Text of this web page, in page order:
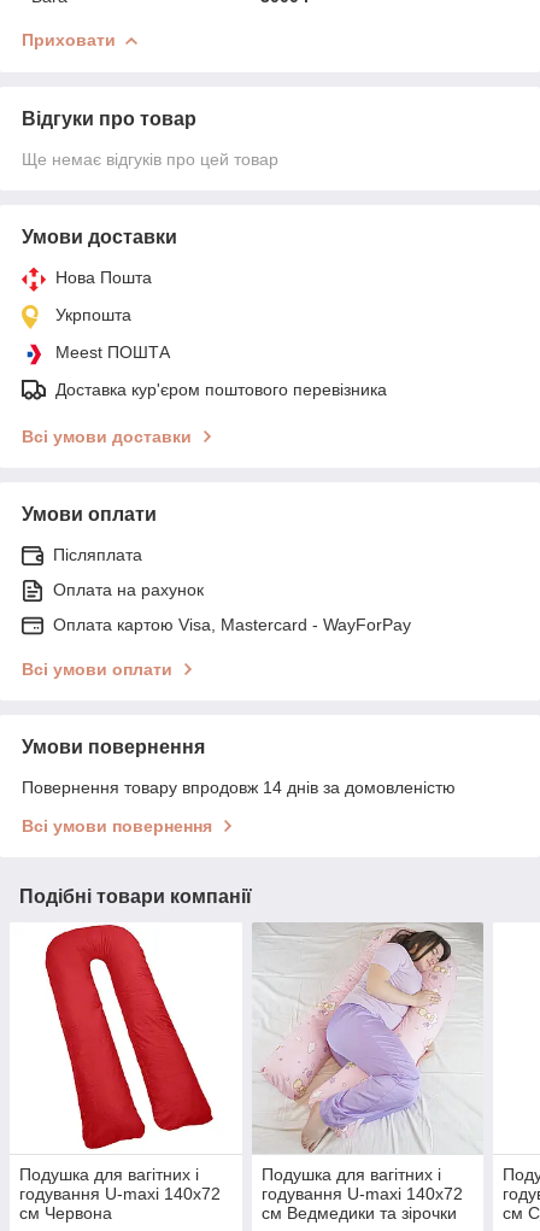
Приховати
Відгуки про товар
Ще немає відгуків про цей товар
Умови доставки
Нова Пошта
Укрпошта
Meest ПОШТА
Доставка кур'єром поштового перевізника
Всі умови доставки
Умови оплати
Післяплата
Оплата на рахунок
Оплата картою Visa, Mastercard - WayForPay
Всі умови оплати
Умови повернення
Повернення товару впродовж 14 днів за домовленістю
Всі умови повернення
Подібні товари компанії
Подушка для вагітних і
годування U-maxi 140х72
см Червона
Подушка для вагітних і
годування U-maxi 140х72
см Ведмедики та зірочки
см